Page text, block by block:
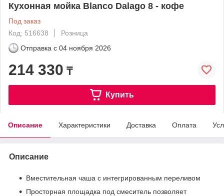
Кухонная мойка Blanco Dalago 8 - кофе
Под заказ
Код: 516638
Розница
Отправка с 04 ноября 2026
214 330 ₸
Купить
Описание Характеристики Доставка Оплата
Описание
Вместительная чаша с интегрированным переливом
Просторная площадка под смеситель позволяет